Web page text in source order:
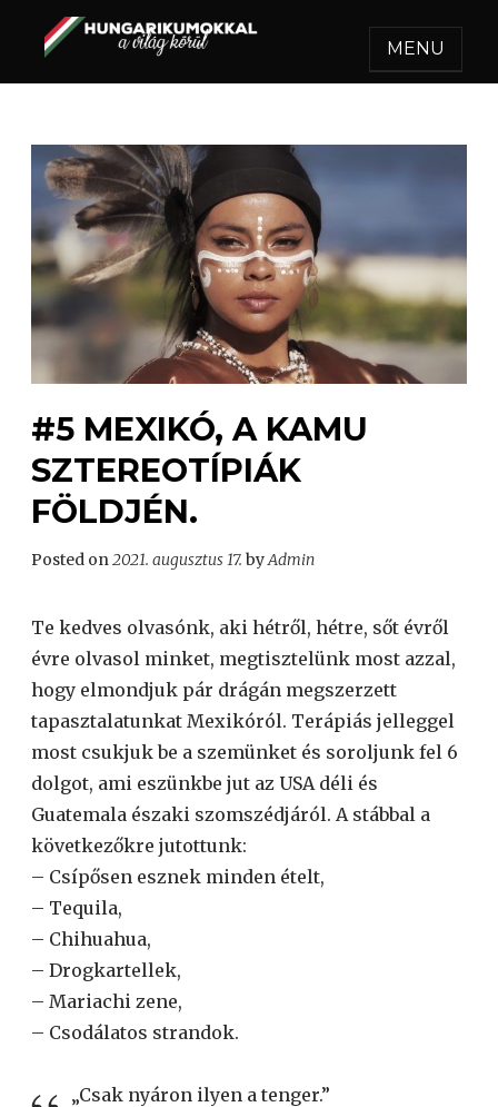
HUNGARIKUMOKKAL A
Egy felejthetetlen utazás.
MENU
#5 MEXIKÓ, A KAMU
SZTEREOTÍPIÁK
FÖLDJÉN.
Posted on 2021. augusztus 17. byAdmin
Te kedves olvasónk, aki hétről, hétre, sőt évről
évre olvasol minket, megtisztelünk most azzal,
hogy elmondjuk pár drágán megszerzett
tapasztalatunkat Mexikóról. Terápiás jelleggel
most csukjuk be a szemünket és soroljunk fel 6
dolgot, ami eszünkbe jut az USA déli és
Guatemala északi szomszédjáról. A stábbal a
következőkre jutottunk:
– Csípősen esznek minden ételt,
– Tequila,
– Chihuahua,
– Drogkartellek,
– Mariachi zene,
– Csodálatos strandok.
„Csak nyáron ilyen a tenger.”